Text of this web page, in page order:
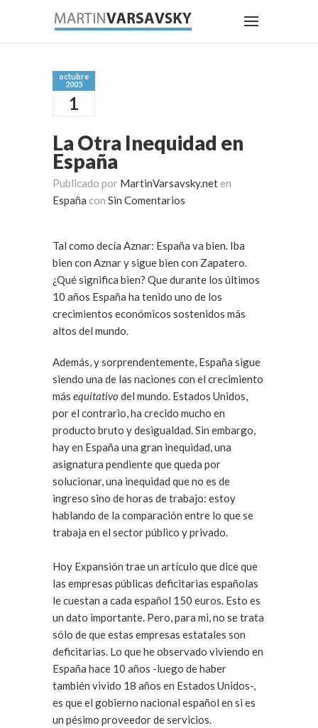
octubre
2005
1
La Otra Inequidad en
España
Publicado por MartinVarsavsky.net en
España con Sin Comentarios
Tal como decía Aznar: España va bien. Iba
bien con Aznar y sigue bien con Zapatero.
¿Qué significa bien? Que durante los últimos
10 años España ha tenido uno de los
crecimientos económicos sostenidos más
altos del mundo.
Además, y sorprendentemente, España sigue
siendo una de las naciones con el crecimiento
más equitativo del mundo. Estados Unidos,
por el contrario, ha crecido mucho en
producto bruto y desigualdad. Sin embargo,
hay en España una gran inequidad, una
asignatura pendiente que queda por
solucionar, una inequidad que no es de
ingreso sino de horas de trabajo: estoy
hablando de la comparación entre lo que se
trabaja en el sector público y privado.
Hoy Expansión trae un artículo que dice que
las empresas públicas deficitarias españolas
le cuestan a cada español 150 euros. Esto es
un dato importante. Pero, para mi, no se trata
sólo de que estas empresas estatales son
deficitarias. Lo que he observado viviendo en
España hace 10 años -luego de haber
también vivido 18 años en Estados Unidos-,
es que el gobierno nacional español en si es
un pésimo proveedor de servicios.